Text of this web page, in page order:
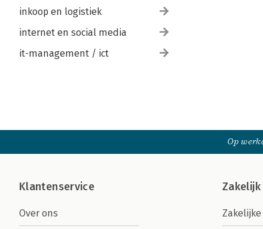
inkoop en logistiek
internet en social media
it-management / ict
Op
Klantenservice
Over ons
Zakelijk